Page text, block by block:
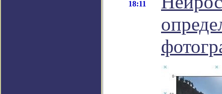
18:11